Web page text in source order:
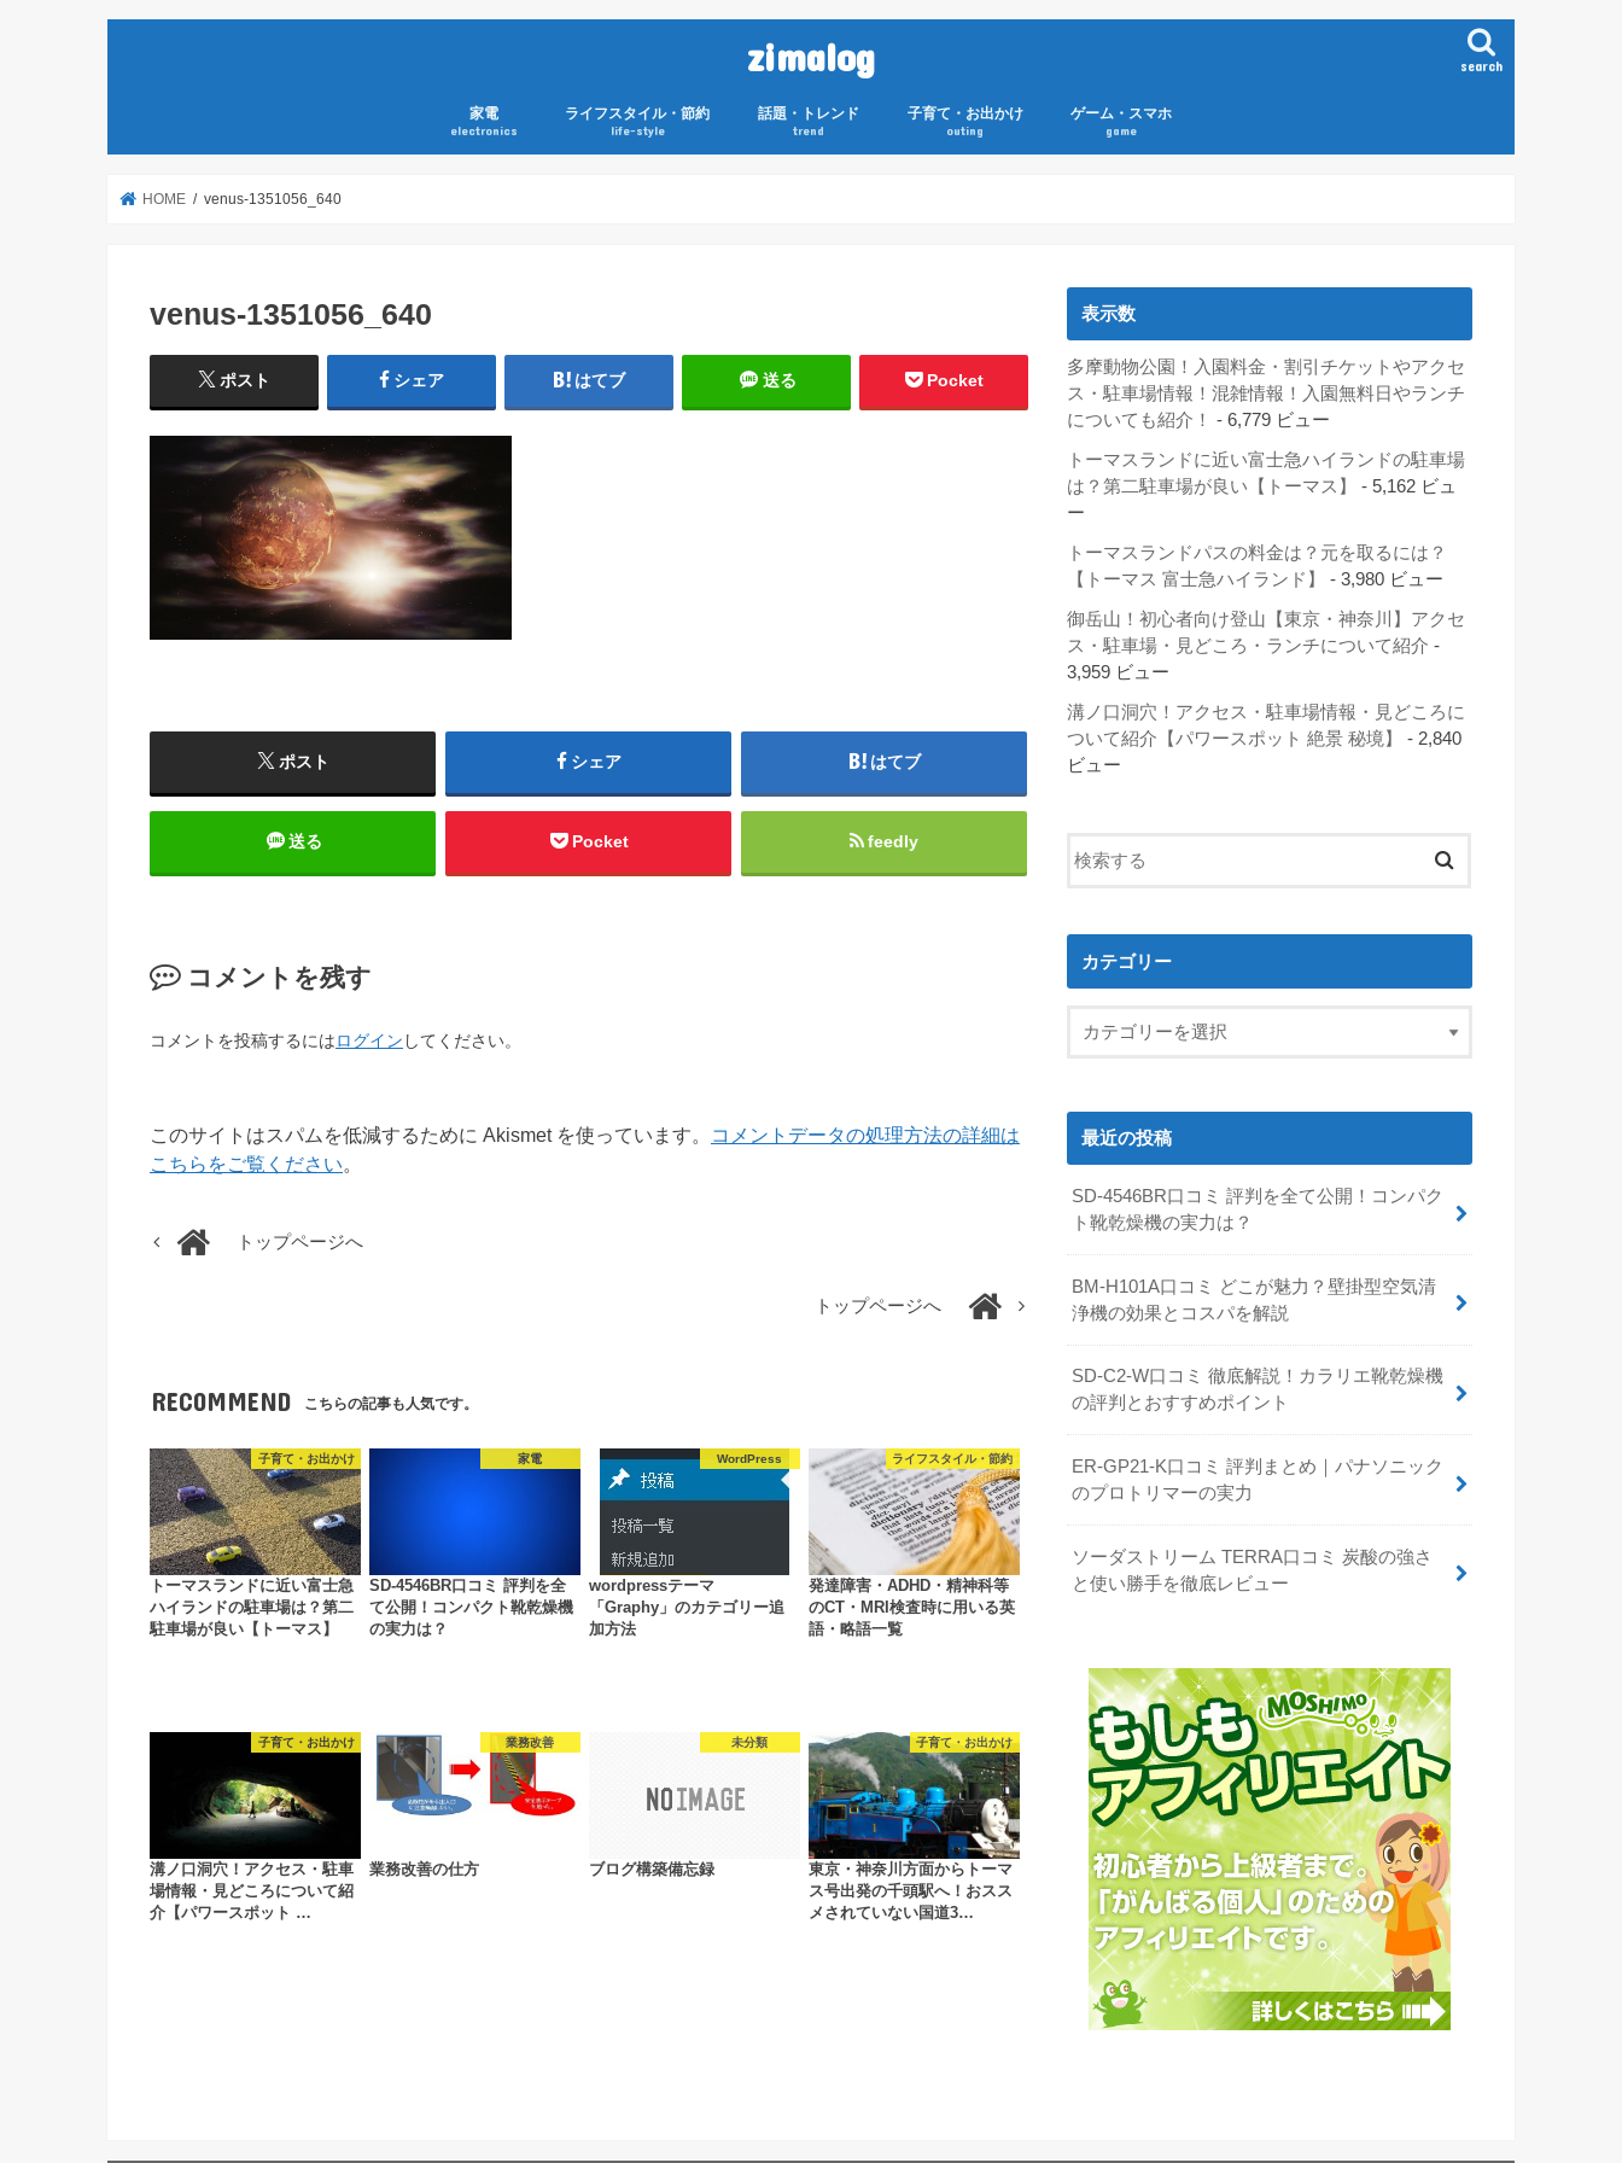
zimalog search
家電
electronics
ライフスタイル・節約
life-style
話題・トレンド
trend
子育て・お出かけ
outing
ゲーム・スマホ
game
HOME venus-1351056_640
venus-1351056_640
ポスト シェア はてブ 送る Pocket
ポスト シェア はてブ
送る Pocket feedly
コメントを残す
コメントを投稿するにはログイン してください。
このサイトはスパムを低減するために Akismet を使っています。
コメントデータの処理方法の詳細は
こちらをご覧ください。
トップページへ
トップページへ
RECOMMEND こちらの記事も人気です。
子育て・お出かけ
トーマスランドに近い富士急
ハイランドの駐車場は？第二
駐車場が良い【トーマス】
家電
SD-4546BR口コミ 評判を全
て公開！コンパクト靴乾燥機
の実力は？
WordPress
wordpressテーマ
「Graphy」のカテゴリー追
加方法
ライフスタイル・節約
発達障害・ADHD・精神科等
のCT・MRI検査時に用いる英
語・略語一覧
子育て・お出かけ
溝ノ口洞穴！アクセス・駐車
場情報・見どころについて紹
介【パワースポット …
業務改善
業務改善の仕方
未分類
ブログ構築備忘録
子育て・お出かけ
東京・神奈川方面からトーマ
ス号出発の千頭駅へ！おスス
メされていない国道3…
表示数
多摩動物公園！入園料金・割引チケットやアクセ
ス・駐車場情報！混雑情報！入園無料日やランチ
についても紹介！
- 6,779 ビュー
トーマスランドに近い富士急ハイランドの駐車場
は？第二駐車場が良い【トーマス】
- 5,162 ビュ
ー
トーマスランドパスの料金は？元を取るには？
【トーマス 富士急ハイランド】
- 3,980 ビュー
御岳山！初心者向け登山【東京・神奈川】アクセ
ス・駐車場・見どころ・ランチについて紹介 -
3,959 ビュー
溝ノ口洞穴！アクセス・駐車場情報・見どころに
ついて紹介【パワースポット 絶景 秘境】
- 2,840
ビュー
カテゴリー
最近の投稿
SD-4546BR口コミ 評判を全て公開！コンパク
ト靴乾燥機の実力は？
BM-H101A口コミ どこが魅力？壁掛型空気清
浄機の効果とコスパを解説
SD-C2-W口コミ 徹底解説！カラリエ靴乾燥機
の評判とおすすめポイント
ER-GP21-K口コミ 評判まとめ｜パナソニック
のプロトリマーの実力
ソーダストリーム TERRA口コミ 炭酸の強さ
と使い勝手を徹底レビュー